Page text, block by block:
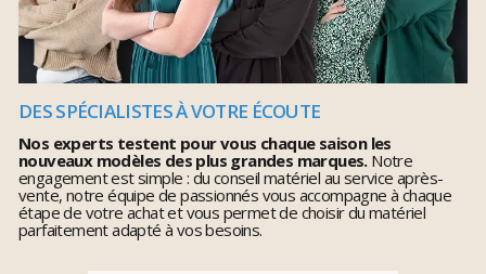
DES SPÉCIALISTES À VOTRE ÉCOUTE
Nos experts testent pour vous chaque saison les
nouveaux modèles des plus grandes marques.Notre
engagement est simple : du conseil matériel au service après-
vente, notre équipe de passionnés vous accompagne à chaque
étape de votre achat et vous permet de choisir du matériel
parfaitement adapté à vos besoins.